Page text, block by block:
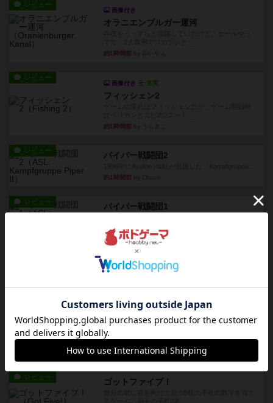
レビュー
画像付き
オラニエンブルガー運河
約1時間前
レビュー
画像付き 充実
フィッシェン2
約1時間前
レビュー パイパー戦闘団2
約1時間前
レビュー パイパー戦闘団1
約1時間前by Chaco
レッドバリケ－ド工場
1989年にAvalon Hill社が出版した『Red Barrica...
充実
オラニエンブルガー運河
友人の所持してるゲームをさせてもらいました。
まだワーカーの置いていない...
約2時間前by おっちょこちょい
レビュー ゴットファイブ！